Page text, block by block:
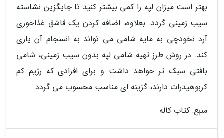
بهتر است میزان لپه را کمی بیشتر کنید تا جایگزین نشاسته
سیب زمینی گردد. بعلاوه، اضافه کردن یک قاشق غذاخوری
آرد نخودچی به مایه شامی می تواند به انسجام آن یاری
کند. در روش طرز تهیه شامی لپه بدون سیب زمینی، شامی
بافتی سبک تر خواهد داشت و برای افرادی که رژیم کم
کربوهیدرات دارند، گزینه ای مناسب محسوب می گردد.
منبع: کتاب کاله